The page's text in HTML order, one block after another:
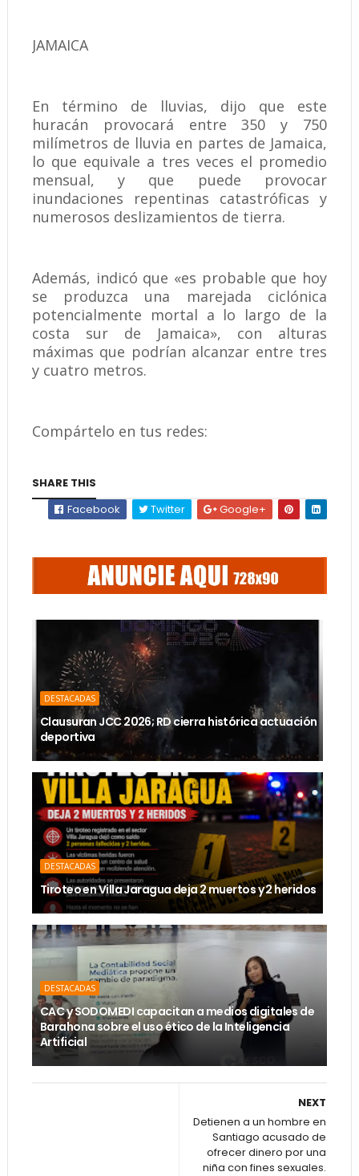
JAMAICA
En término de lluvias, dijo que este
huracán provocará entre 350 y 750
milímetros de lluvia en partes de Jamaica,
lo que equivale a tres veces el promedio
mensual, y que puede provocar
inundaciones repentinas catastróficas y
numerosos deslizamientos de tierra.
Además, indicó que «es probable que hoy
se produzca una marejada ciclónica
potencialmente mortal a lo largo de la
costa sur de Jamaica», con alturas
máximas que podrían alcanzar entre tres
y cuatro metros.
Compártelo en tus redes:
SHARE THIS
Facebook
Twitter Google+
DESTACADAS
Clausuran JCC 2026; RD cierra histórica actuación
deportiva
DESTACADAS
Tiroteo en Villa Jaragua deja 2 muertos y 2 heridos
DESTACADAS
CAC y SODOMEDI capacitan a medios digitales de
Barahona sobre el uso ético de la Inteligencia
Artificial
NEXT
Detienen a un hombre en
Santiago acusado de
ofrecer dinero por una
niña con fines sexuales.